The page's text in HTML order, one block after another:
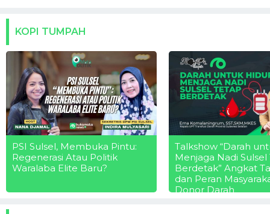
KOPI TUMPAH
PSI Sulsel, Membuka Pintu:
Regenerasi Atau Politik
Waralaba Elite Baru?
Talkshow “Darah
Menjaga Nadi Sulsel
Berdetak” Angkat
dan Peran
Donor Darah